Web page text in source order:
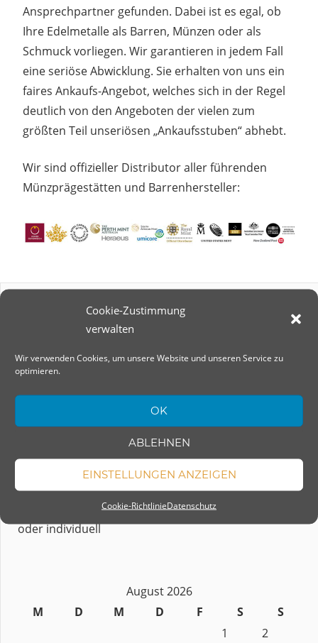
Cookie-Zustimmung
verwalten
Wir verwenden Cookies, um unsere Website und unseren Service zu
optimieren.
OK
ABLEHNEN
EINSTELLUNGEN ANZEIGEN
Cookie-RichtlinieDatenschutz
Ansprechpartner gefunden. Dabei ist es egal, ob
Ihre Edelmetalle als Barren, Münzen oder als
Schmuck vorliegen. Wir garantieren in jedem Fall
eine seriöse Abwicklung. Sie erhalten von uns ein
faires Ankaufs-Angebot, welches sich in der Regel
deutlich von den Angeboten der vielen zum
größten Teil unseriösen „Ankaufsstuben“ abhebt.
Wir sind offizieller Distributor aller führenden
Münzprägestätten und Barrenhersteller:
Anlagegold24
Ritterbrunnen 1b
Öffnungszeiten nach Terminvereinbarung:
Montag - Freitag:
10:00 - 15:00 Uhr
oder individuell
August 2026
M
D M D F S
S
1
2